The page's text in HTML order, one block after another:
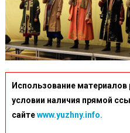
Использование
условии наличия прямой
сайтеwww.yuzhny.info.